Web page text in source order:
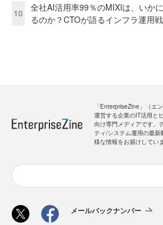
10
全社AI活用率99％のMIXIは、いか
るのか？CTOが語るインフラ運用
「EnterpriseZine」（エ
運営する企業のIT活用と
向け専門メディアです。
ティ/システム運用の最
様な情報をお届けしていま
メールバックナンバー